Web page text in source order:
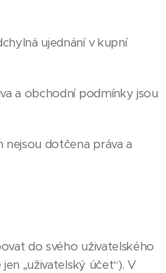
ujednání v kupní
a obchodní podmínky jsou
dotčena práva a
do svého uživatelského
„uživatelský účet“). V